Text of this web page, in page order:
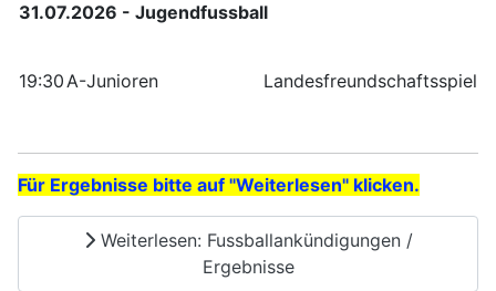
31.07.2026 - Jugendfussball
19:30 A-Junioren Landesfreundschaftsspiel
Für Ergebnisse bitte auf "Weiterlesen" klicken.
Weiterlesen: Fussballankündigungen /
Ergebnisse